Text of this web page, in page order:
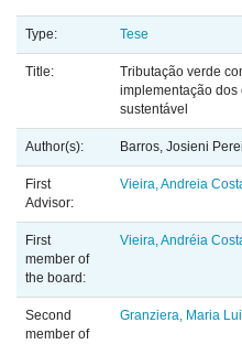
Type: Tese
Title:
Tributação verde
implementação
sustentável
Author(s): Barros, Josieni
First
Advisor:
Vieira, Andreia
First
member of
the board:
Vieira, Andréia
Second
member of
Granziera, Maria